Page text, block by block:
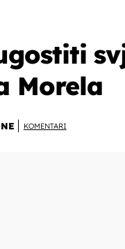
Morela
KOMENTARI